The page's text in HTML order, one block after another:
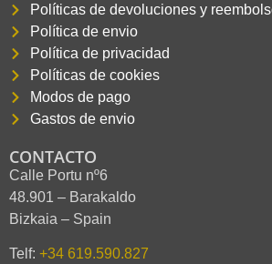
Políticas de devoluciones y
Política de envio
Política de privacidad
Políticas de cookies
Modos de pago
Gastos de envio
CONTACTO
Calle Portu nº6
48.901 – Barakaldo
Bizkaia – Spain
Telf: +34 619.590.827